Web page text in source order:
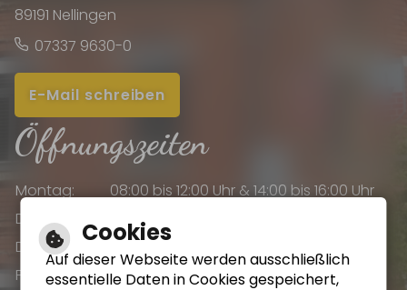
89191 Nellingen
07337 9630-0
E-Mail schreiben
Öffnungszeiten
Montag:
08:00 bis 12:00 Uhr & 14:00 bis 16:00 Uhr
Dienstag:
08:00 bis 12:00 Uhr & 14:00 bis 16:00 Uhr
Donnerstag:
08:00 bis 12:00 Uhr & 14:00 bis 18:00 Uhr
Freitag:
08:00 bis 12:00 Uhr
Cookies
Auf dieser Webseite werden ausschließlich
essentielle Daten in Cookies gespeichert,